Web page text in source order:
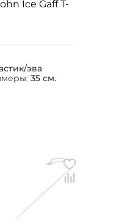
Ice Gaff T-
эва
35 см.